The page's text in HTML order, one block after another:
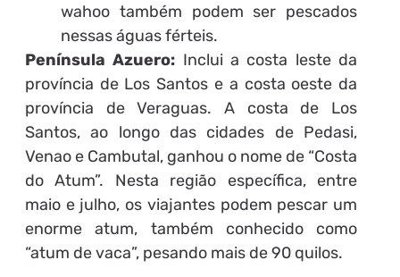
wahoo também podem ser pescados
nessas águas férteis.
Península Azuero: Inclui a costa leste da
província de Los Santos e a costa oeste da
província de Veraguas. A costa de Los
Santos, ao longo das cidades de Pedasi,
Venao e Cambutal, ganhou o nome de “Costa
do Atum”. Nesta região específica, entre
maio e julho, os viajantes podem pescar um
enorme atum, também conhecido como
“atum de vaca”, pesando mais de 90 quilos.